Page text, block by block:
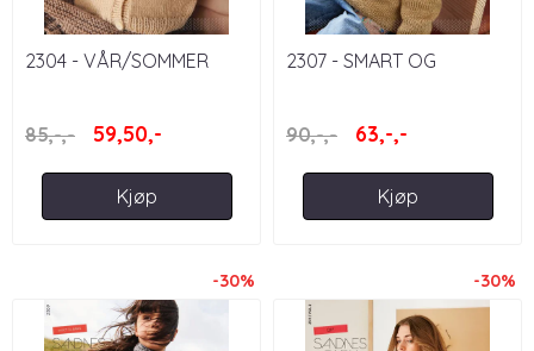
2304 - VÅR/SOMMER
85,-,-
59,50,-
Kjøp
2307 - SMART OG
90,-,-
63,-,-
Kjøp
-30% -30%